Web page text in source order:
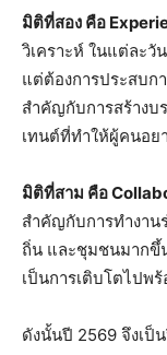
มิติที่สอง คือ
วิเคราะห์ ในแต่ละ
แต่ต้องการประสบก
สำคัญกับการสร้างบ
เทนต์ที่ทำให้ผู้คนอย
มิติที่สาม คือ
สำคัญกับการทำงาน
ถิ่น และชุมชนมากขึ้น
เป็นการเติบโตไปพ
ดังนั้นปี 2569 จึงเป็